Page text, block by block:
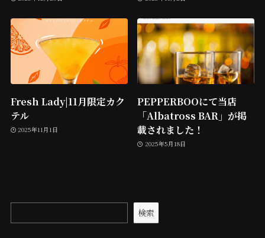
Fresh Lady|11月限定カク
テル
2025年11月1日
PEPPERBOOにて当店
「Albatross BAR」が掲
載されました！
2025年5月18日
検索